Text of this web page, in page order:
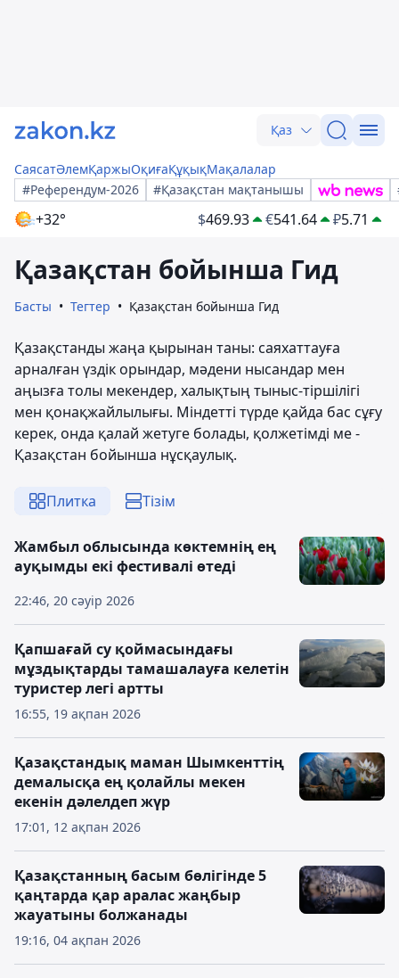
Қаз
СаясатӘлемҚаржыОқиғаҚұқықМақалалар
#Референдум-2026
#Қазақстан мақтанышы
+32° $469.93 €541.64 ₽5.71
Қазақстан бойынша Гид
Басты Тегтер Қазақстан бойынша Гид
Қазақстанды жаңа қырынан таны: саяхаттауға
арналған үздік орындар, мәдени нысандар мен
аңызға толы мекендер, халықтың тыныс-тіршілігі
мен қонақжайлылығы. Міндетті түрде қайда бас сұғу
керек, онда қалай жетуге болады, қолжетімді ме -
Қазақстан бойынша нұсқаулық.
Плитка Тізім
22:46, 20 сәуір 2026
Жамбыл облысында көктемнің ең
ауқымды екі фестивалі өтеді
16:55, 19 ақпан 2026
Қапшағай су қоймасындағы
мұздықтарды тамашалауға келетін
туристер легі артты
17:01, 12 ақпан 2026
Қазақстандық маман Шымкенттің
демалысқа ең қолайлы мекен
екенін дәлелдеп жүр
19:16, 04 ақпан 2026
Қазақстанның басым бөлігінде 5
қаңтарда қар аралас жаңбыр
жауатыны болжанады